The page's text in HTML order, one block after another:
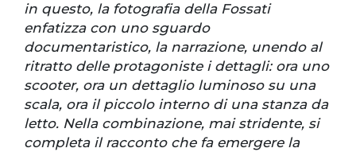
in questo, la fotografia della Fossati
enfatizza con uno sguardo
documentaristico, la narrazione, unendo al
ritratto delle protagoniste i dettagli: ora uno
scooter, ora un dettaglio luminoso su una
scala, ora il piccolo interno di una stanza da
letto. Nella combinazione, mai stridente, si
completa il racconto che fa emergere la